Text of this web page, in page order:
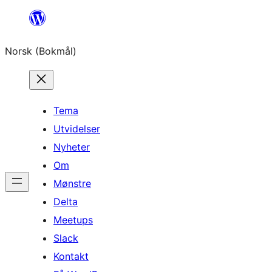
Hopp
innhold
Norsk (Bokmål)
Tema
Utvidelser
Nyheter
Om
Mønstre
Delta
Meetups
Slack
Kontakt